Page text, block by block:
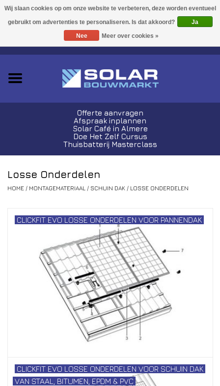
0 Artikelen - €0,00
Acties!
Kabels en Stekkers
Gereedschap
Servicecontract
Offerte aanvragen
Afspraak inplannen
Solar Café in Almere
Doe Het Zelf Cursus
Thuisbatterij Masterclass
Losse Onderdelen
HOME / MONTAGEMATERIAAL / SCHUIN DAK / LOSSE ONDERDELEN
CLICKFIT EVO LOSSE ONDERDELEN VOOR PANNENDAK
CLICKFIT EVO LOSSE ONDERDELEN VOOR SCHUIN DAK
VAN STAAL, BITUMEN, EPDM & PVC
Ja
Nee
Meer over cookies »